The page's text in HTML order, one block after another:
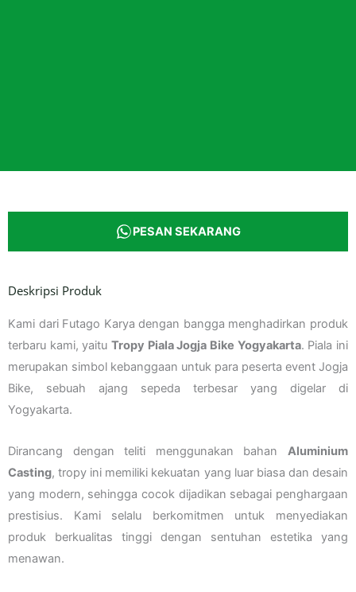
PESAN SEKARANG
Deskripsi Produk
Kami dari Futago Karya dengan bangga menghadirkan produk
terbaru kami, yaitu Tropy Piala Jogja Bike Yogyakarta. Piala ini
merupakan simbol kebanggaan untuk para peserta event Jogja
Bike, sebuah ajang sepeda terbesar yang digelar di
Yogyakarta.
Dirancang dengan teliti menggunakan bahan Aluminium
Casting, tropy ini memiliki kekuatan yang luar biasa dan desain
yang modern, sehingga cocok dijadikan sebagai penghargaan
prestisius. Kami selalu berkomitmen untuk menyediakan
produk berkualitas tinggi dengan sentuhan estetika yang
menawan.